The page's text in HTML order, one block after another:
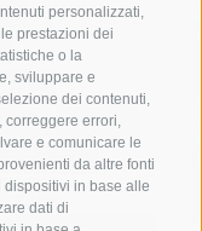
personalizzati,
prestazioni dei
o la
sviluppare e
dei contenuti,
errori,
e comunicare le
da altre fonti
in base alle
dati di
incidente
lubrense